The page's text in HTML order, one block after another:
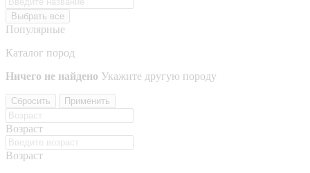
Выбрать все
Популярные
Каталог пород
Ничего не найдено Укажите другую породу
Сбросить Применить
Возраст
Возраст